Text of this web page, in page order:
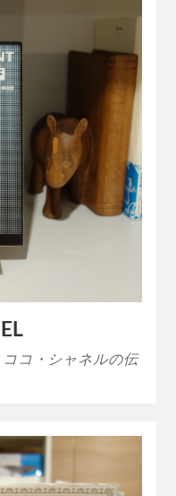
コ・シャネルの伝